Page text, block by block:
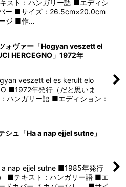
スト：ハンガリー語 ■エディシ
ー ■サイズ：26.5cm×20.0cm
ジ ■作…
ォヴァー「Hogyan veszett el
HERCEGNO」1972年
veszett el es kerult elo
■1972年発行（だと思いま
ハンガリー語 ■エディション：
シュ「Ha a nap ejjel sutne」
nap ejjel sutne ■1985年発行
） ■テキスト：ハンガリー語 ■エ